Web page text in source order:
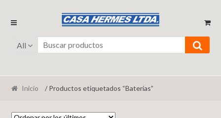
Ir
navegación
Ir
contenido
All
Inicio / Productos etiquetados “Baterías”